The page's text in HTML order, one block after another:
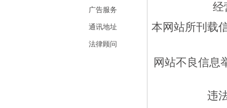
广告服务
通讯地址
法律顾问
经
本网站所刊载
网站不良信息
违